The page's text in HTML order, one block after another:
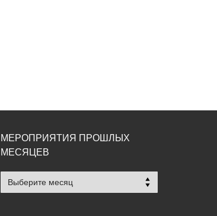
МЕРОПРИЯТИЯ ПРОШЛЫХ
МЕСЯЦЕВ
Мероприятия
прошлых